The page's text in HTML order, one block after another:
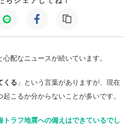
配なニュースが続いています。
くる 」という言葉がありますが、現在
こるか分からないことが多いです。
ラフ地震への備えはできているでし